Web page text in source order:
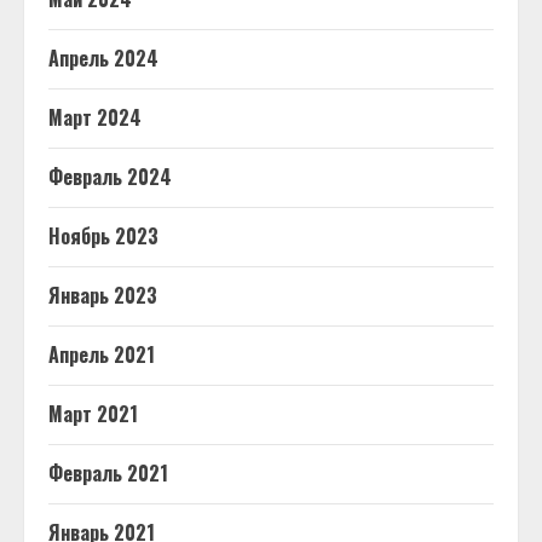
Апрель 2024
Март 2024
Февраль 2024
Ноябрь 2023
Январь 2023
Апрель 2021
Март 2021
Февраль 2021
Январь 2021